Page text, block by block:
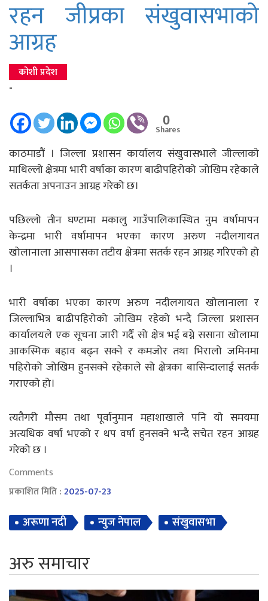
रहन जीप्रका संखुवासभाकाे
आग्रह
कोशी प्रदेश
-
0
Shares
काठमाडौं । जिल्ला प्रशासन कार्यालय संखुवासभाले जील्लाकाे
माथिल्लो क्षेत्रमा भारी वर्षाका कारण बाढीपहिरोको जोखिम रहेकाले
सतर्कता अपनाउन आग्रह गरेको छ।
पछिल्लो तीन घण्टामा मकालु गाउँपालिकास्थित नुम वर्षामापन
केन्द्रमा भारी वर्षामापन भएका कारण अरुण नदीलगायत
खोलानाला आसपासका तटीय क्षेत्रमा सतर्क रहन आग्रह गरिएको हो
।
भारी वर्षाका भएका कारण अरुण नदीलगायत खोलानाला र
जिल्लाभित्र बाढीपहिरोको जोखिम रहेको भन्दै जिल्ला प्रशासन
कार्यालयले एक सूचना जारी गर्दै सो क्षेत्र भई बग्ने ससाना खोलामा
आकस्मिक बहाव बढ्न सक्ने र कमजोर तथा भिरालो जमिनमा
पहिरोको जोखिम हुनसक्ने रहेकाले सो क्षेत्रका बासिन्दालाई सतर्क
गराएको हो।
त्यतैगरी मौसम तथा पूर्वानुमान महाशाखाले पनि यो समयमा
अत्यधिक वर्षा भएको र थप वर्षा हुनसक्ने भन्दै सचेत रहन आग्रह
गरेको छ ।
Comments
प्रकाशित मिति :2025-07-23
अरूणा नदी न्युज नेपाल संखुवासभा
अरु समाचार